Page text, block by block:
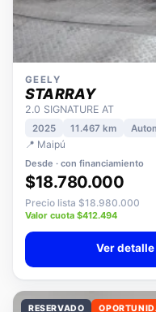
GEELY
STARRAY
2.0 SIGNATURE AT
2025
📍 Maipú
Desde · con financiamiento
$18.780.000
Precio lista $18.980.000
Valor cuota $412.494